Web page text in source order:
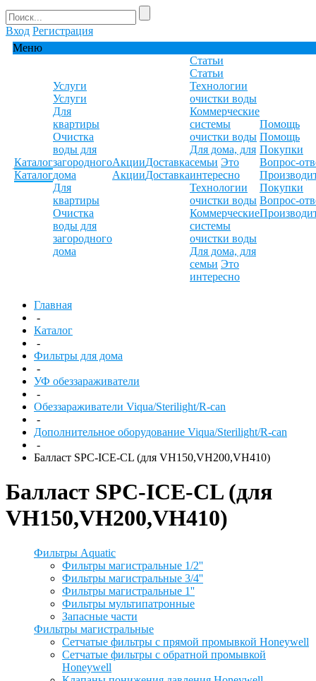
Вход Регистрация
Меню
Каталог
Каталог
Услуги
Услуги
Для
квартиры
Очистка
воды для
загородного
дома
Для
квартиры
Очистка
воды для
загородного
дома
Акции
Акции
Доставка
Доставка
Статьи
Статьи
Технологии
очистки воды
Коммерческие
системы
очистки воды
Для дома, для
семьи Это
интересно
Технологии
очистки воды
Коммерческие
системы
очистки воды
Для дома, для
семьи Это
интересно
Помощь
Помощь
Покупки
Вопрос-
Покупки
Вопрос-
Главная
-
Каталог
-
Фильтры для дома
-
УФ обеззараживатели
-
Обеззараживатели Viqua/Sterilight/R-can
-
Дополнительное оборудование Viqua/Sterilight/R-can
-
Балласт SPC-ICE-CL (для VH150,VH200,VH410)
Балласт SPC-ICE-CL (для
VH150,VH200,VH410)
Фильтры Aquatic
Фильтры магистральные 1/2''
Фильтры магистральные 3/4''
Фильтры магистральные 1''
Фильтры мультипатронные
Запасные части
Фильтры магистральные
Сетчатые фильтры с прямой промывкой Honeywell
Сетчатые фильтры с обратной промывкой
Honeywell